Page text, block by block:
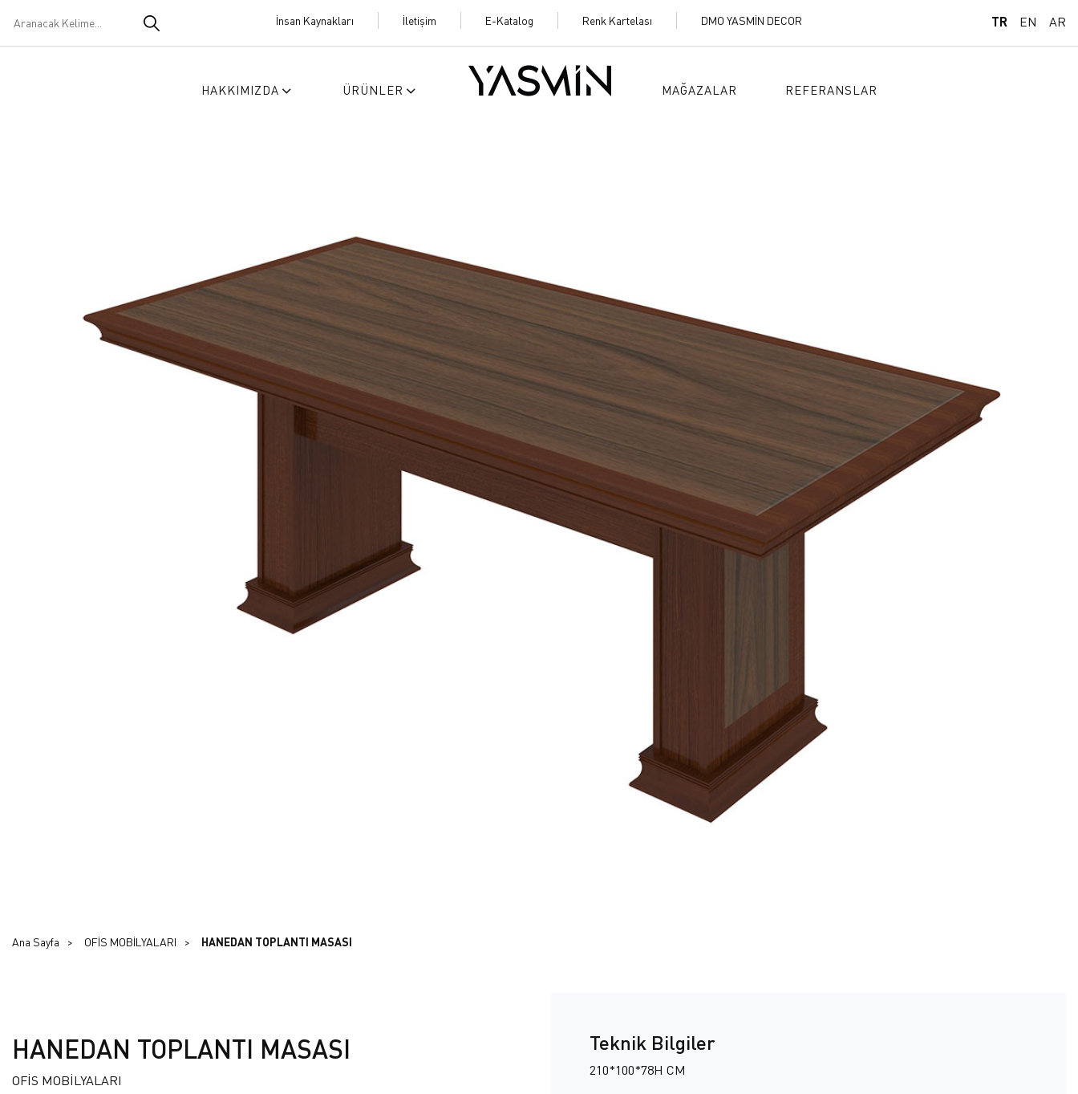
İnsan Kaynakları İletişim E-Katalog Renk Kartelası DMO YASMİN DECOR TR EN AR
HAKKIMIZDA ÜRÜNLER MAĞAZALAR REFERANSLAR
Ana Sayfa OFİS MOBİLYALARI HANEDAN TOPLANTI MASASI
HANEDAN TOPLANTI MASASI
OFİS MOBİLYALARI
Teknik Bilgiler
210*100*78H CM